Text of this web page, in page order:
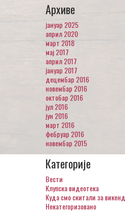
Архиве
јануар 2025
април 2020
март 2018
мај 2017
април 2017
јануар 2017
децембар 2016
новембар 2016
октобар 2016
јул 2016
јун 2016
март 2016
фебруар 2016
новембар 2015
Категорије
Вести
Клупска видеотека
Куда смо скитали за викенд
Некатегоризовано